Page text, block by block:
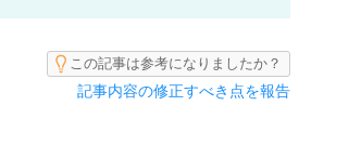
この記事は参考になりましたか？
記事内容の修正すべき点を報告